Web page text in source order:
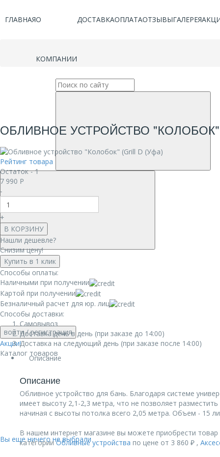
ГЛАВНАЯО
КОМПАНИИ
ДОСТАВКАОПЛАТАОТЗЫВЫГАЛЕРЕЯ
войти/ регистрация
Акции!
Каталог товаров
Вы еще ничего не выбрали
ОБЛИВНОЕ УСТРОЙСТВО "КОЛОБОК"
Рейтинг товара
Остаток - 1
7 990 Р
-
+
В КОРЗИНУ
Нашли дешевле?
Снизим цену!
Купить в 1 клик
Способы оплаты:
Наличными при получении
Картой при получении
Безналичный расчет для юр. лиц
Способы доставки:
Самовывоз
Доставка день в день (при заказе до 14:00)
Доставка на следующий день (при заказе после 14:00)
Описание
Описание
Обливное устройство для бань. Благодаря системе
имеет высоту 2,1-2,3 метра, что не позволяет
начиная с высоты потолка всего 2,05 метра. Объем - 15
В нашем интернет магазине вы можете приобрести
категорииОбливные устройства по цене от 3 860 ₽ ,